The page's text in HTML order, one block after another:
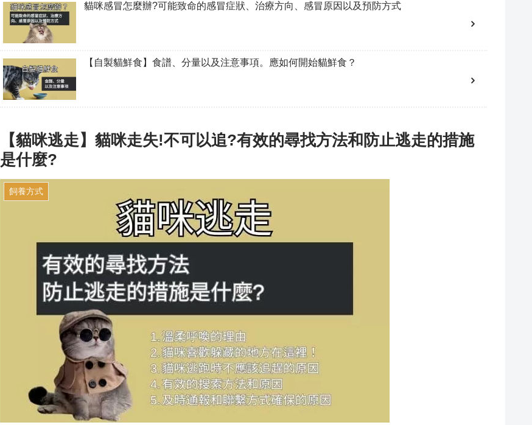
貓咪感冒怎麼辦?可能致命的感冒症狀、治療方向、感冒原因以及預防方式
【自製貓鮮食】食譜、分量以及注意事項。應如何開始貓鮮食？
【貓咪逃走】貓咪走失!不可以追?有效的尋找方法和防止逃走的措施
是什麼?
飼養方式